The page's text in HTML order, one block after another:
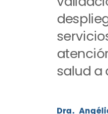
salud a
Dra.